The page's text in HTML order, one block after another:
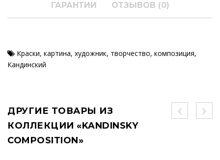
ГАРАНТИИ ОТЗЫВОВ (0)
Краски, картина, художник, творчество, композиция,
Кандинский
ДРУГИЕ ТОВАРЫ ИЗ
КОЛЛЕКЦИИ «KANDINSKY
COMPOSITION»